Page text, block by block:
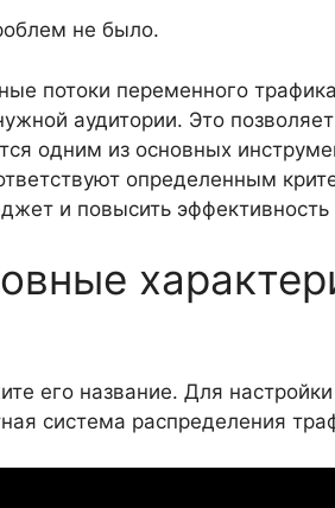
не было.
потоки переменного
аудитории. Это
одним из основных
определенным
и повысить эффективность
его название. Для
система распределения